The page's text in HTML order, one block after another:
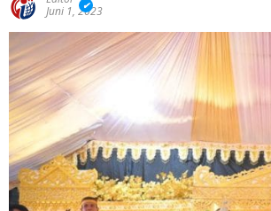
Juni 1, 2023